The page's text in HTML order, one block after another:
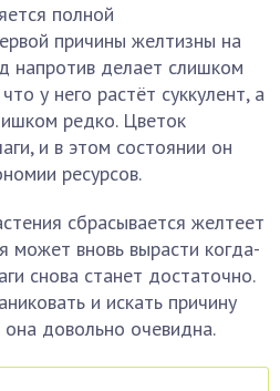
полной
причины желтизны на
напротив делает слишком
у него растёт суккулент, а
редко. Цветок
и в этом состоянии он
ресурсов.
сбрасывается желтеет
может вновь вырасти когда-
снова станет достаточно.
и искать причину
довольно очевидна.